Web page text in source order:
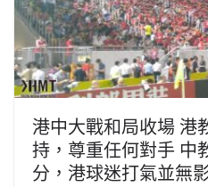
港中大戰和局收場 港
持，尊重任何對手 中
分，港球迷打氣並無